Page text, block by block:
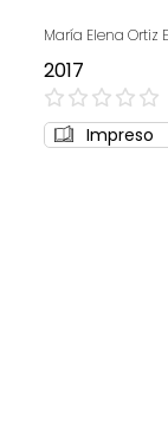
María Elena Ortiz
2017
0%
Impreso